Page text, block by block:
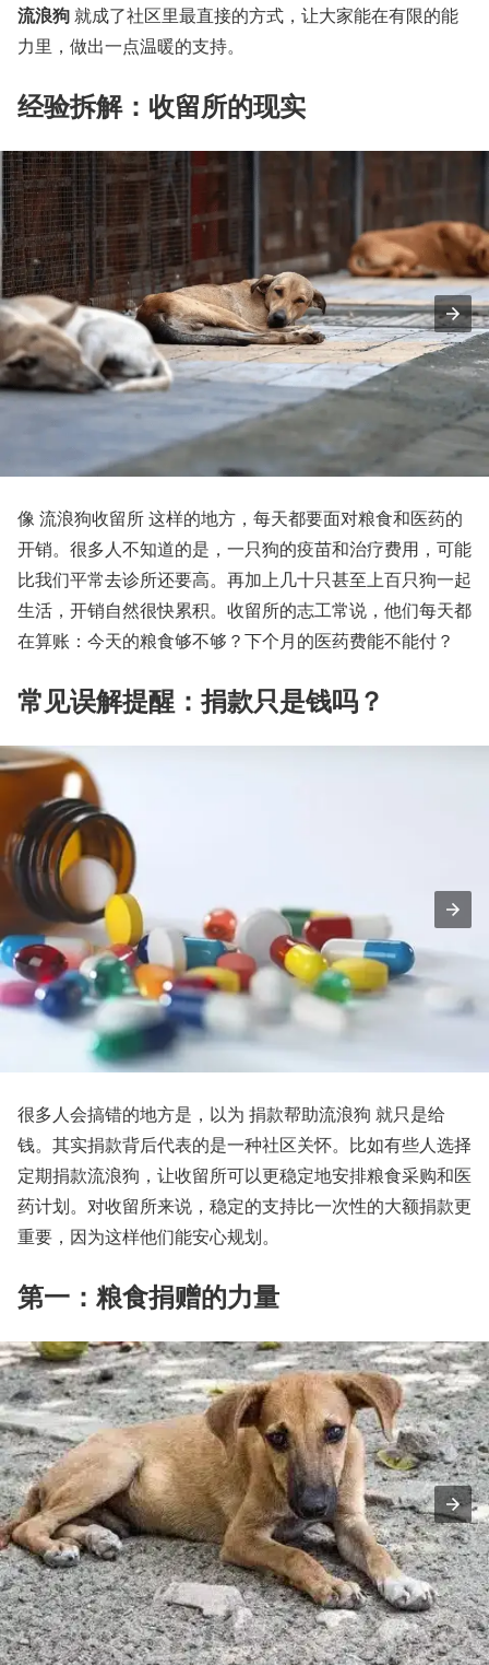
流浪狗 就成了社区里最直接的方式，让大家能在有限的能
力里，做出一点温暖的支持。
经验拆解：收留所的现实
像 流浪狗收留所 这样的地方，每天都要面对粮食和医药的
开销。很多人不知道的是，一只狗的疫苗和治疗费用，可能
比我们平常去诊所还要高。再加上几十只甚至上百只狗一起
生活，开销自然很快累积。收留所的志工常说，他们每天都
在算账：今天的粮食够不够？下个月的医药费能不能付？
常见误解提醒：捐款只是钱吗？
很多人会搞错的地方是，以为 捐款帮助流浪狗 就只是给
钱。其实捐款背后代表的是一种社区关怀。比如有些人选择
定期捐款流浪狗，让收留所可以更稳定地安排粮食采购和医
药计划。对收留所来说，稳定的支持比一次性的大额捐款更
重要，因为这样他们能安心规划。
第一：粮食捐赠的力量